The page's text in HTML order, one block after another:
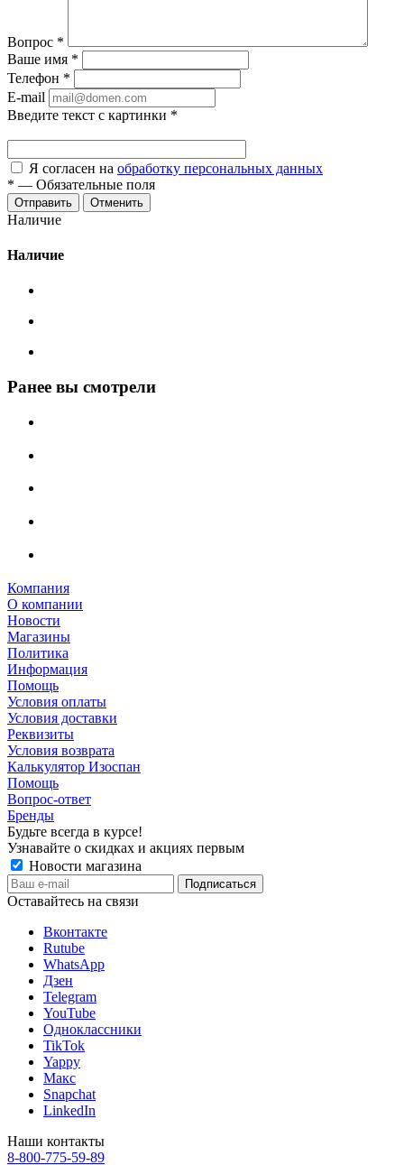
Вопрос *
Ваше имя *
Телефон *
E-mail
Введите текст с картинки *
Я согласен на обработку персональных данных
* — Обязательные поля
Отменить
Наличие
Наличие
Ранее вы смотрели
Компания
О компании
Новости
Магазины
Политика
Информация
Помощь
Условия оплаты
Условия доставки
Реквизиты
Условия возврата
Калькулятор Изоспан
Помощь
Вопрос-ответ
Бренды
Будьте всегда в курсе!
Узнавайте о скидках и акциях первым
Новости магазина
Оставайтесь на связи
Вконтакте
Rutube
WhatsApp
Дзен
Telegram
YouTube
Одноклассники
TikTok
Yappy
Макс
Snapchat
LinkedIn
Наши контакты
8-800-775-59-89